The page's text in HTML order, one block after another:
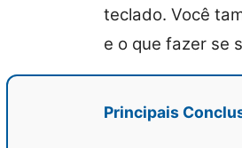
teclado. Você
e o que fazer se
Principais